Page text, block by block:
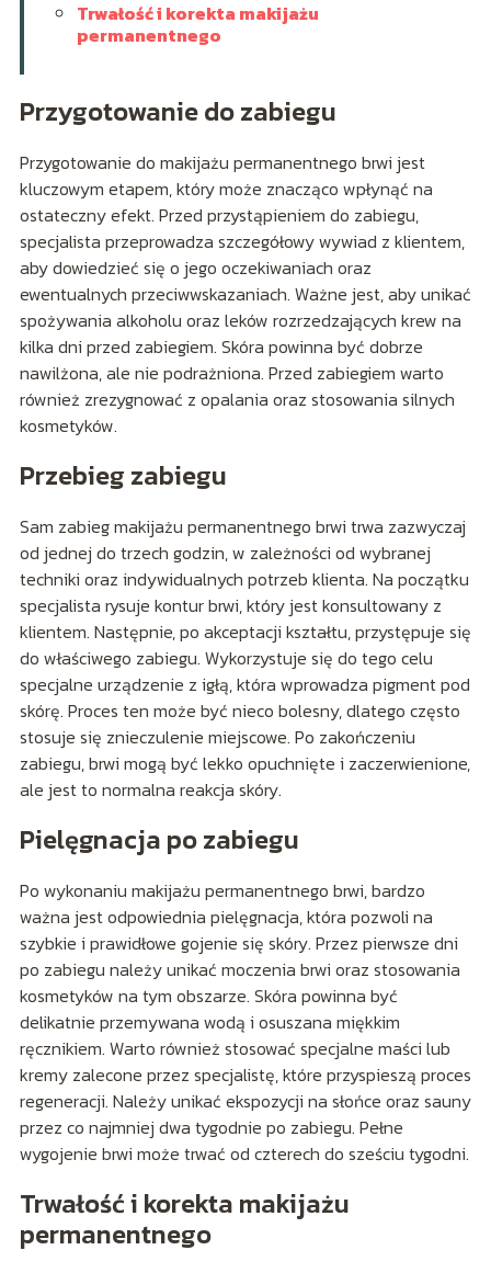
Trwałość i korekta makijażu
permanentnego
Przygotowanie do zabiegu
Przygotowanie do makijażu permanentnego brwi jest
kluczowym etapem, który może znacząco wpłynąć na
ostateczny efekt. Przed przystąpieniem do zabiegu,
specjalista przeprowadza szczegółowy wywiad z klientem,
aby dowiedzieć się o jego oczekiwaniach oraz
ewentualnych przeciwwskazaniach. Ważne jest, aby unikać
spożywania alkoholu oraz leków rozrzedzających krew na
kilka dni przed zabiegiem. Skóra powinna być dobrze
nawilżona, ale nie podrażniona. Przed zabiegiem warto
również zrezygnować z opalania oraz stosowania silnych
kosmetyków.
Przebieg zabiegu
Sam zabieg makijażu permanentnego brwi trwa zazwyczaj
od jednej do trzech godzin, w zależności od wybranej
techniki oraz indywidualnych potrzeb klienta. Na początku
specjalista rysuje kontur brwi, który jest konsultowany z
klientem. Następnie, po akceptacji kształtu, przystępuje się
do właściwego zabiegu. Wykorzystuje się do tego celu
specjalne urządzenie z igłą, która wprowadza pigment pod
skórę. Proces ten może być nieco bolesny, dlatego często
stosuje się znieczulenie miejscowe. Po zakończeniu
zabiegu, brwi mogą być lekko opuchnięte i zaczerwienione,
ale jest to normalna reakcja skóry.
Pielęgnacja po zabiegu
Po wykonaniu makijażu permanentnego brwi, bardzo
ważna jest odpowiednia pielęgnacja, która pozwoli na
szybkie i prawidłowe gojenie się skóry. Przez pierwsze dni
po zabiegu należy unikać moczenia brwi oraz stosowania
kosmetyków na tym obszarze. Skóra powinna być
delikatnie przemywana wodą i osuszana miękkim
ręcznikiem. Warto również stosować specjalne maści lub
kremy zalecone przez specjalistę, które przyspieszą proces
regeneracji. Należy unikać ekspozycji na słońce oraz sauny
przez co najmniej dwa tygodnie po zabiegu. Pełne
wygojenie brwi może trwać od czterech do sześciu tygodni.
Trwałość i korekta makijażu
permanentnego